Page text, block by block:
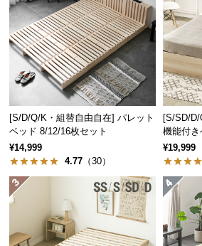
品
の
配
送
に
つ
い
て
開
ー
伝統と信頼のデンマークデザ
[S/D/Q/K・組替自由自在] パレット
ベッド 8/12/16枚セット
¥14,999
4.77 （30）
[S/SD/D/
機能付き
可能
¥19,999